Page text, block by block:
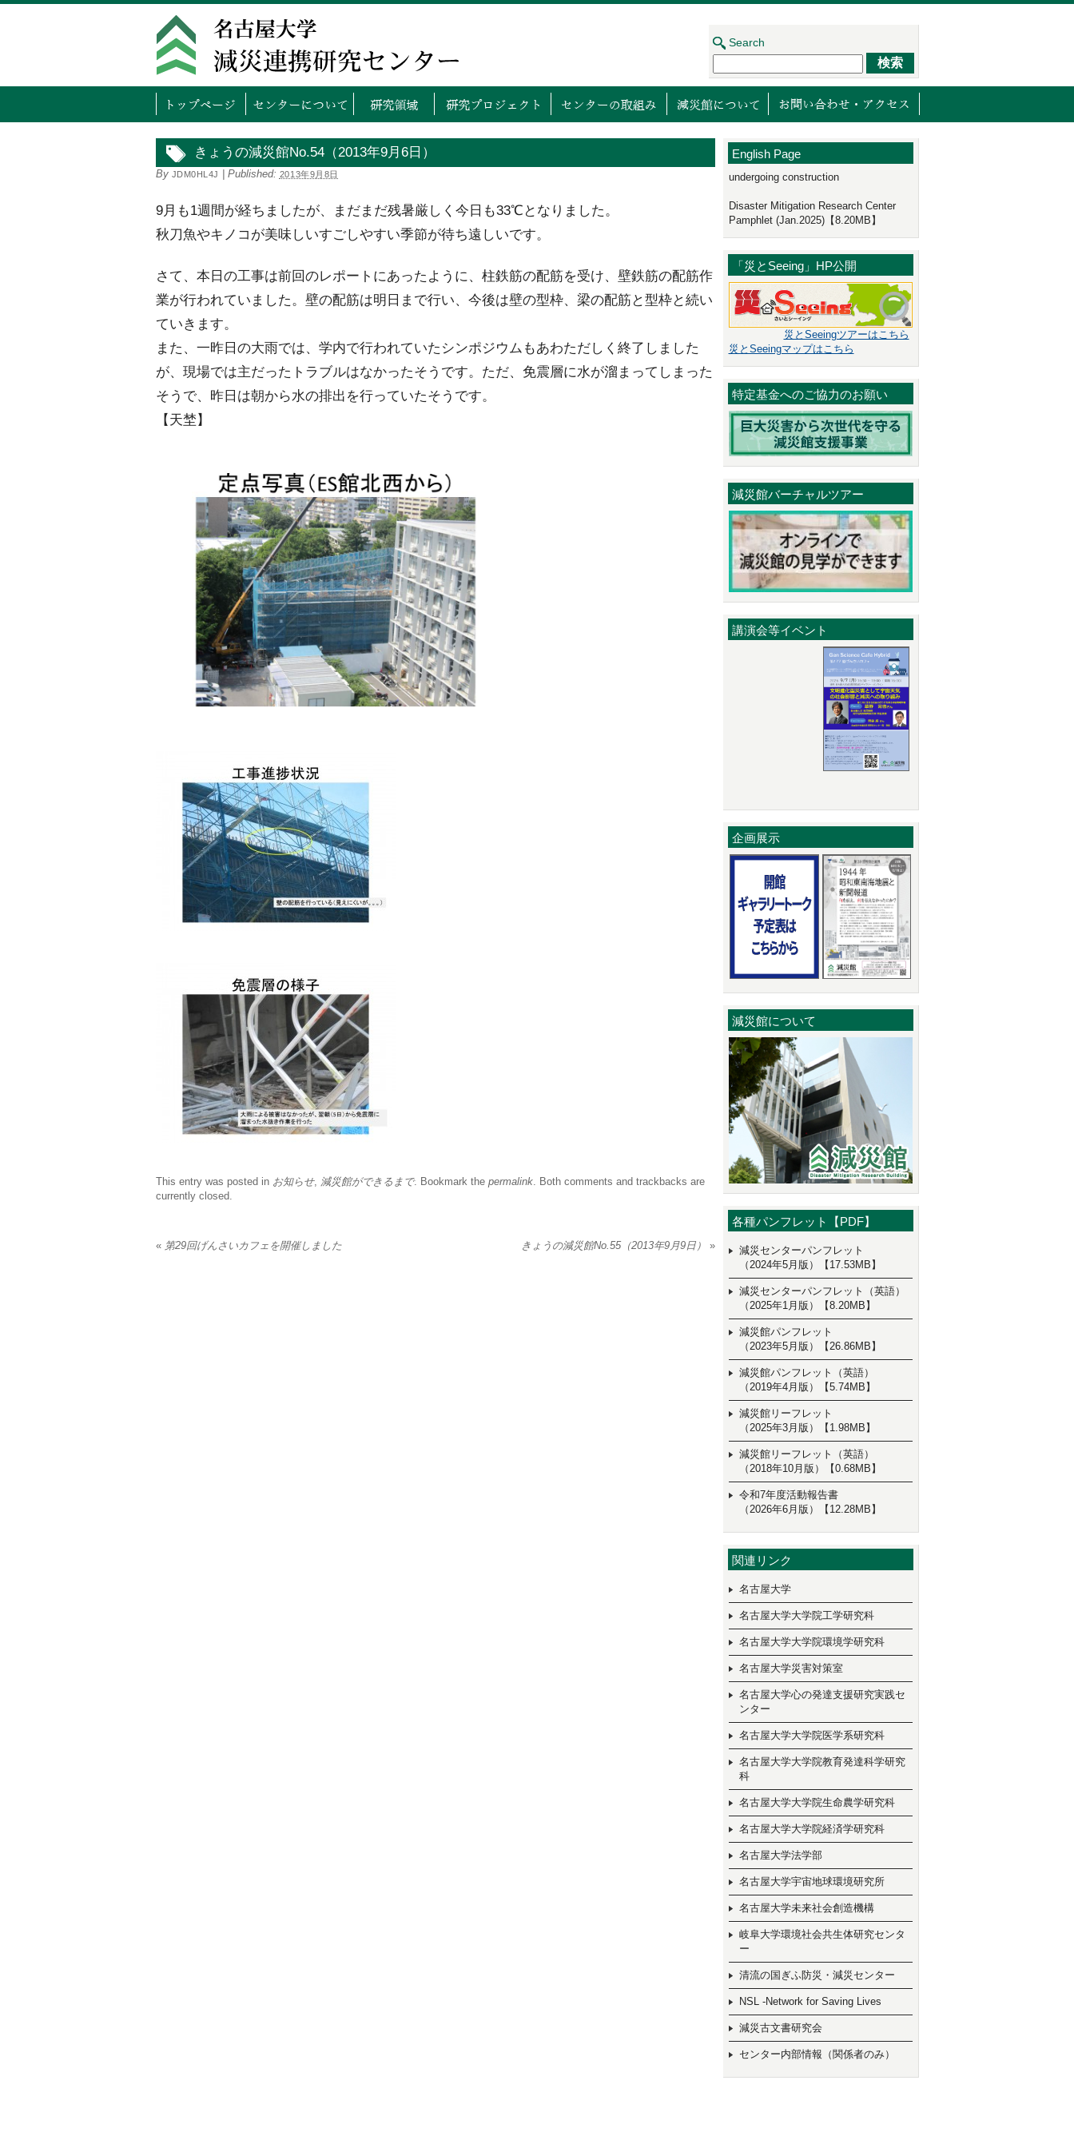
トップページ センターについて
研究領域 研究プロジェクト センターの取り組み減災館について
Search
きょうの減災館No.54（2013年9月6日）
By JDM0HL4J Published: 2013年9月8日
9月も1週間が経ちましたが、まだまだ残暑厳しく今日も33℃となりました。
秋刀魚やキノコが美味しいすごしやすい季節が待ち遠しいです。
さて、本日の工事は前回のレポートにあったように、柱鉄筋の配筋を受け、壁鉄筋の配筋作
業が行われていました。壁の配筋は明日まで行い、今後は壁の型枠、梁の配筋と型枠と続い
ていきます。
また、一昨日の大雨では、学内で行われていたシンポジウムもあわただしく終了しました
が、現場では主だったトラブルはなかったそうです。ただ、免震層に水が溜まってしまった
そうで、昨日は朝から水の排出を行っていたそうです。
【天埜】
This entry was posted in お知らせ, 減災館ができるまで. Bookmark the permalink. Both comments and trackbacks are
currently closed.
«第29回げんさいカフェを開催しました きょうの減災館No.55（2013年9月9日） »
English Page
undergoing construction
Disaster Mitigation Research Center
Pamphlet (Jan.2025)【8.20MB】
「災とSeeing」HP公開
災とSeeingツアーはこちら
災とSeeingマップはこちら
特定基金へのご協力のお願い
減災館バーチャルツアー
講演会等イベント
企画展示
減災館について
各種パンフレット【PDF】
減災センターパンフレット
（2024年5月版）【17.53MB】
減災センターパンフレット（英語）
（2025年1月版）【8.20MB】
減災館パンフレット
（2023年5月版）【26.86MB】
減災館パンフレット（英語）
（2019年4月版）【5.74MB】
減災館リーフレット
（2025年3月版）【1.98MB】
減災館リーフレット（英語）
（2018年10月版）【0.68MB】
令和7年度活動報告書
（2026年6月版）【12.28MB】
関連リンク
名古屋大学
名古屋大学大学院工学研究科
名古屋大学大学院環境学研究科
名古屋大学災害対策室
名古屋大学心の発達支援研究実践セ
ンター
名古屋大学大学院医学系研究科
名古屋大学大学院教育発達科学研究
科
名古屋大学大学院生命農学研究科
名古屋大学大学院経済学研究科
名古屋大学法学部
名古屋大学宇宙地球環境研究所
名古屋大学未来社会創造機構
岐阜大学環境社会共生体研究センタ
ー
清流の国ぎふ防災・減災センター
NSL -Network for Saving Lives
減災古文書研究会
センター内部情報（関係者のみ）